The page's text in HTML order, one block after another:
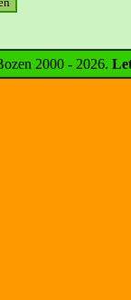
2000 - 2026.